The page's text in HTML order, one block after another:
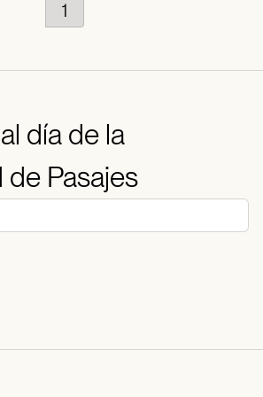
1
día de la
Pasajes